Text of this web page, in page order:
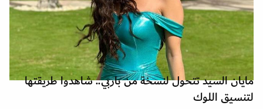
مايان السيد تتحول لنسخة من باربي.. شاهدوا طريقتها
لتنسيق اللوك